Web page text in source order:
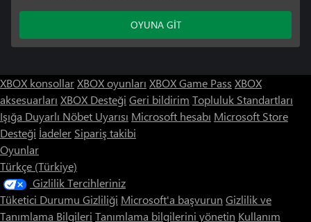
OYUNA GİT
XBOX konsollarXBOX oyunları XBOX Game Pass XBOX
aksesuarları XBOX Desteği Geri bildirim Topluluk Standartları
Işığa Duyarlı Nöbet Uyarısı Microsoft hesabı Microsoft Store
Desteği İadeler Sipariş takibi
Oyunlar
Türkçe (Türkiye)
Gizlilik Tercihleriniz
Tüketici Durumu Gizliliği Microsoft'a başvurun Gizlilik ve
Tanımlama Bilgileri Tanımlama bilgilerini yönetin Kullanım